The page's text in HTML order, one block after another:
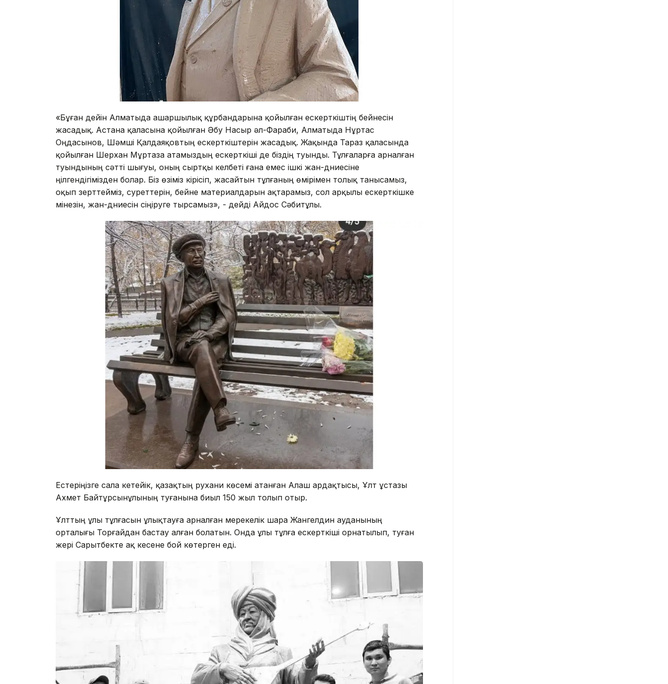
«Бұған дейін Алматыда ашаршылық құрбандарына қойылған ескерткіштің бейнесін
жасадық. Астана қаласына қойылған Әбу Насыр әл-Фараби, Алматыда Нұртас
Оңдасынов, Шәмші Қалдаяқовтың ескерткіштерін жасадық. Жақында Тараз қаласында
қойылған Шерхан Мұртаза атамыздың ескерткіші де біздің туынды. Тұлғаларға арналған
туындының сәтті шығуы, оның сыртқы келбеті ғана емес ішкі жан-дүниесіне
үңілгендігімізден болар. Біз өзіміз кірісіп, жасайтын тұлғаның өмірімен толық танысамыз,
оқып зерттейміз, суреттерін, бейне материалдарын ақтарамыз, сол арқылы ескерткішке
мінезін, жан-дүниесін сіңіруге тырсамыз», - дейді Айдос Сәбитұлы.
Естеріңізге сала кетейік, қазақтың рухани көсемі атанған Алаш ардақтысы, Ұлт ұстазы
Ахмет Байтұрсынұлының туғанына биыл 150 жыл толып отыр.
Ұлттың ұлы тұлғасын ұлықтауға арналған мерекелік шара Жангелдин ауданының
орталығы Торғайдан бастау алған болатын. Онда ұлы тұлға ескерткіші орнатылып, туған
жері Сарытүбекте ақ кесене бой көтерген еді.